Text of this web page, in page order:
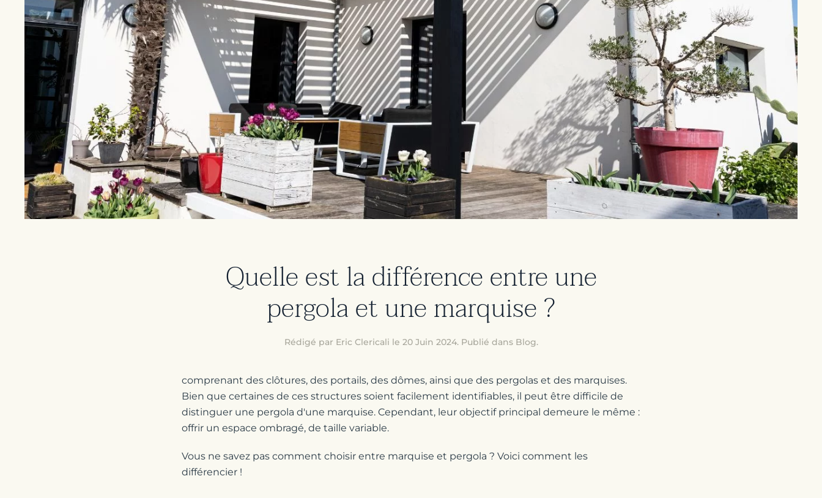
Quelle est la différence entre une
pergola et une marquise ?
Rédigé par Eric Clericali le 20 Juin 2024. Publié dans Blog.
comprenant des clôtures, des portails, des dômes, ainsi que des pergolas et des marquises.
Bien que certaines de ces structures soient facilement identifiables, il peut être difficile de
distinguer une pergola d'une marquise. Cependant, leur objectif principal demeure le même :
offrir un espace ombragé, de taille variable.
Vous ne savez pas comment choisir entre marquise et pergola ? Voici comment les
différencier !